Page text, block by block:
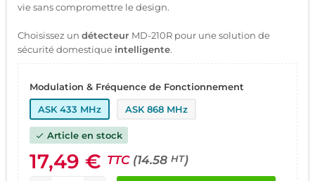
vie sans compromettre le design.
Choisissez un détecteur MD-210R pour une solution de
sécurité domestique intelligente.
Modulation & Fréquence de Fonctionnement
ASK 433 MHz
ASK 868 MHz
check Article en stock
17,49 € TTC (14.58 HT)